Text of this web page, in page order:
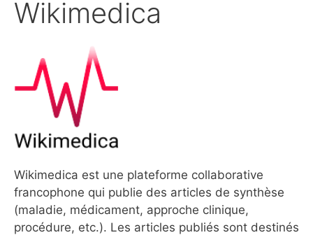
Wikimedica
Wikimedica est une plateforme collaborative
francophone qui publie des articles de synthèse
(maladie, médicament, approche clinique,
procédure, etc.). Les articles publiés sont destinés